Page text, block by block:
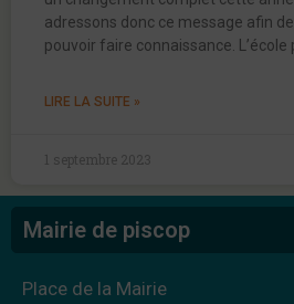
adressons donc ce message afin
pouvoir faire connaissance. L’école
LIRE LA SUITE »
1 septembre 2023
Mairie de piscop
Place de la Mairie